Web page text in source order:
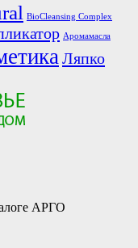
BioCleansing Complex
Аромамасла
Ляпко
АРГО